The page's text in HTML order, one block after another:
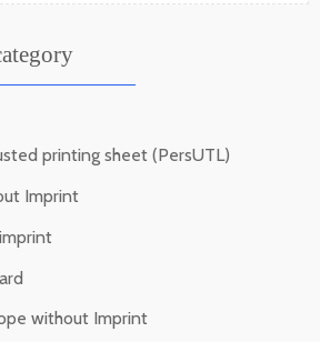
printing sheet (PersUTL)
Imprint
without Imprint